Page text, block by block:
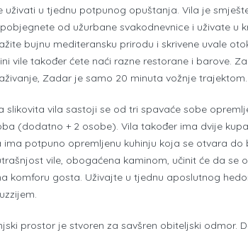
uživati ​​u tjednu potpunog opuštanja. Vila je
od užurbane svakodnevnice i uživate u
bujnu mediteransku prirodu i skrivene uvale
vile također ćete naći razne restorane i barove.
Zadar je samo 20 minuta vožnje trajektom.
slikovita vila sastoji se od tri spavaće sobe
(dodatno + 2 osobe). Vila također ima dvije
ima potpuno opremljenu kuhinju koja se otvara
vile, obogaćena kaminom, učinit će da se
komforu gosta. Uživajte u tjednu aposlutnog
prostor je stvoren za savšren obiteljski odmor.